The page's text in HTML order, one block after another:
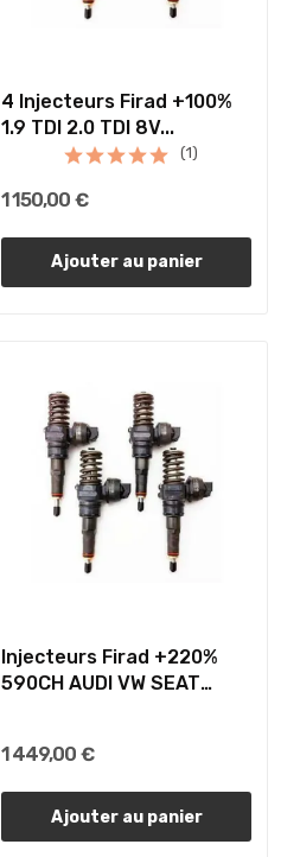
4 Injecteurs Firad +100%
1.9 TDI 2.0 TDI 8V...
(1)
1 150,00 €
Ajouter au panier
Injecteurs Firad +220%
590CH AUDI VW SEAT
1 449,00 €
Ajouter au panier